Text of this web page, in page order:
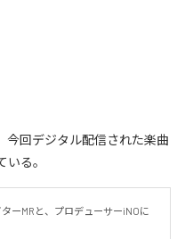
今回デジタル配信された楽曲
いる。
ーMRと、プロデューサーiNOに